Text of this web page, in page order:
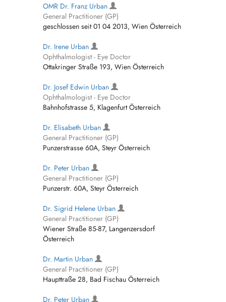
OMR Dr. Franz Urban
General Practitioner (GP)
geschlossen seit 01 04 2013, Wien Österreich
Dr. Irene Urban
Ophthalmologist - Eye Doctor
Ottakringer Straße 193, Wien Österreich
Dr. Josef Edwin Urban
Ophthalmologist - Eye Doctor
Bahnhofstrasse 5, Klagenfurt Österreich
Dr. Elisabeth Urban
General Practitioner (GP)
Punzerstrasse 60A, Steyr Österreich
Dr. Peter Urban
General Practitioner (GP)
Punzerstr. 60A, Steyr Österreich
Dr. Sigrid Helene Urban
General Practitioner (GP)
Wiener Straße 85-87, Langenzersdorf
Österreich
Dr. Martin Urban
General Practitioner (GP)
Haupttraße 28, Bad Fischau Österreich
Dr. Peter Urban